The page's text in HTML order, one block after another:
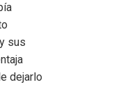
sus
dejarlo